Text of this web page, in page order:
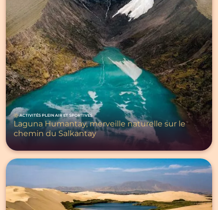
ACTIVITÉS PLEIN AIR ET SPORTIVES
Laguna Humantay, merveille naturelle sur le
chemin du Salkantay